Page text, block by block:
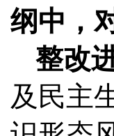
纲中，
整改
及民主